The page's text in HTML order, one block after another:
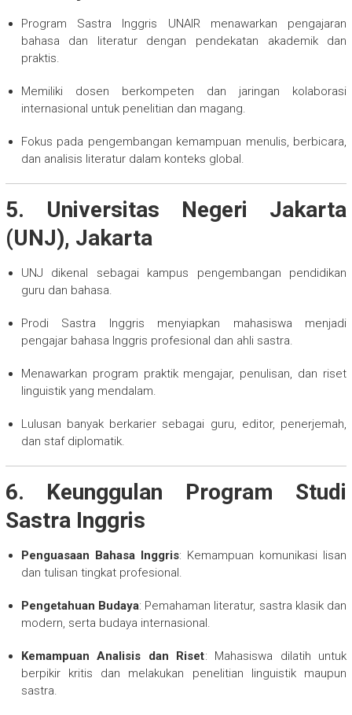
Program Sastra Inggris UNAIR menawarkan pengajaran
bahasa dan literatur dengan pendekatan akademik dan
praktis.
Memiliki dosen berkompeten dan jaringan kolaborasi
internasional untuk penelitian dan magang.
Fokus pada pengembangan kemampuan menulis, berbicara,
dan analisis literatur dalam konteks global.
5. Universitas Negeri Jakarta
(UNJ), Jakarta
UNJ dikenal sebagai kampus pengembangan pendidikan
guru dan bahasa.
Prodi Sastra Inggris menyiapkan mahasiswa menjadi
pengajar bahasa Inggris profesional dan ahli sastra.
Menawarkan program praktik mengajar, penulisan, dan riset
linguistik yang mendalam.
Lulusan banyak berkarier sebagai guru, editor, penerjemah,
dan staf diplomatik.
6. Keunggulan Program Studi
Sastra Inggris
Penguasaan Bahasa Inggris: Kemampuan komunikasi lisan
dan tulisan tingkat profesional.
Pengetahuan Budaya: Pemahaman literatur, sastra klasik dan
modern, serta budaya internasional.
Kemampuan Analisis dan Riset: Mahasiswa dilatih untuk
berpikir kritis dan melakukan penelitian linguistik maupun
sastra.